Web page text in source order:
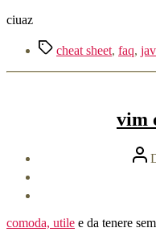
ciuaz
Tag cheat sheet, faq,
vim
comoda, utile e da tenere